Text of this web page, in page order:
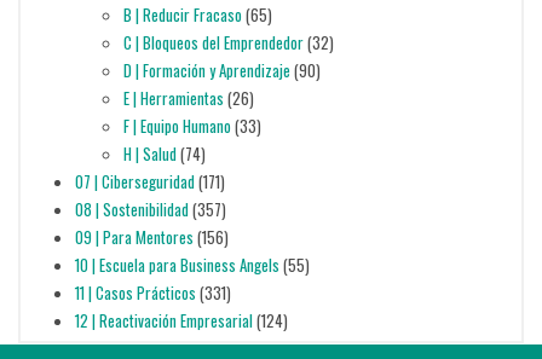
B | Reducir Fracaso(65)
C | Bloqueos del Emprendedor(32)
D | Formación y Aprendizaje (90)
E | Herramientas (26)
F | Equipo Humano(33)
H | Salud(74)
07 | Ciberseguridad(171)
08 | Sostenibilidad(357)
09 | Para Mentores (156)
10 | Escuela para Business Angels (55)
11 | Casos Prácticos (331)
12 | Reactivación Empresarial(124)